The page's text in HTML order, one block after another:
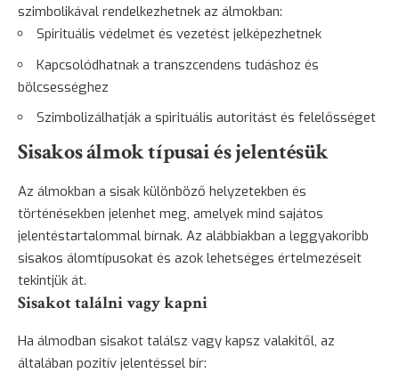
szimbolikával rendelkezhetnek az álmokban:
Spirituális védelmet és vezetést jelképezhetnek
Kapcsolódhatnak a transzcendens tudáshoz és
bölcsességhez
Szimbolizálhatják a spirituális autoritást és felelősséget
Sisakos álmok típusai és jelentésük
Az álmokban a sisak különböző helyzetekben és
történésekben jelenhet meg, amelyek mind sajátos
jelentéstartalommal bírnak. Az alábbiakban a leggyakoribb
sisakos álomtípusokat és azok lehetséges értelmezéseit
tekintjük át.
Sisakot találni vagy kapni
Ha álmodban sisakot találsz vagy kapsz valakitől, az
általában pozitív jelentéssel bír: